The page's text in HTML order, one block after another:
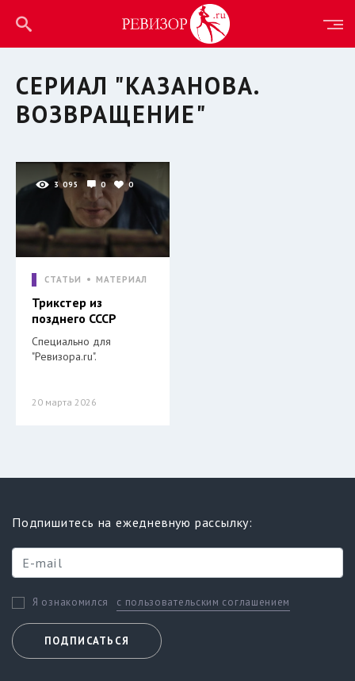
СЕРИАЛ "КАЗАНОВА.
ВОЗВРАЩЕНИЕ"
3 095 0 0
СТАТЬИ МАТЕРИАЛ
Трикстер из
позднего СССР
Специально для
"Ревизора.ru".
20 марта 2026
Подпишитесь на ежедневную рассылку:
Я ознакомился с пользовательским соглашением
ПОДПИСАТЬСЯ